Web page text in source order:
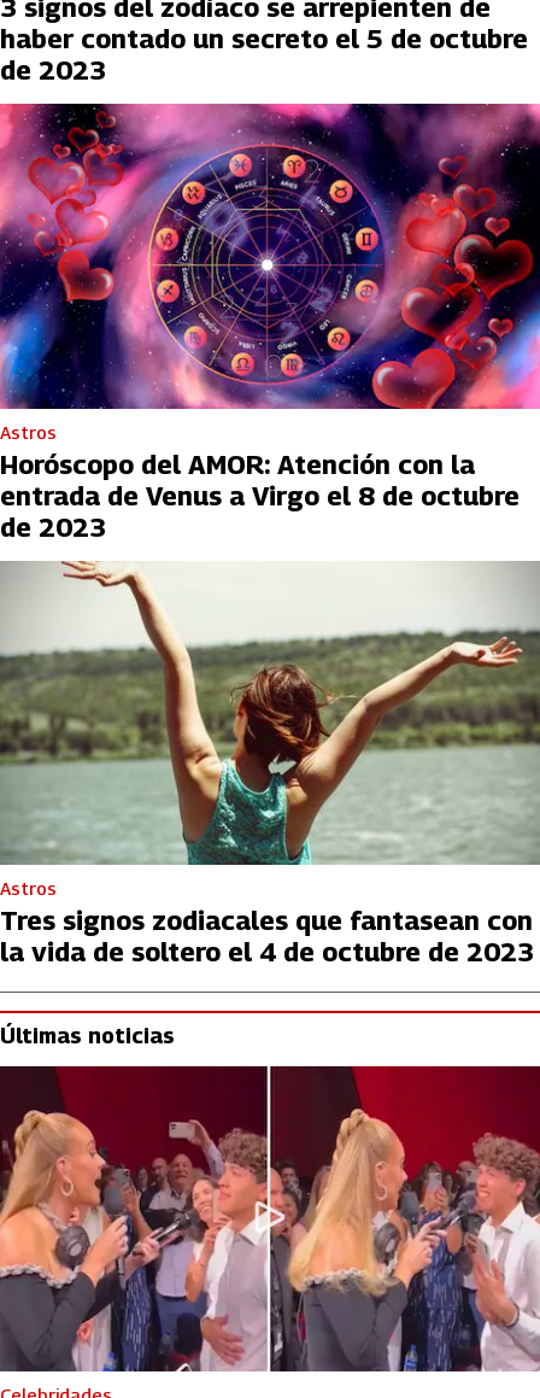
3 signos del zodíaco se arrepienten de
haber contado un secreto el 5 de octubre
de 2023
Astros
Horóscopo del AMOR: Atención con la
entrada de Venus a Virgo el 8 de octubre
de 2023
Astros
Tres signos zodiacales que fantasean con
la vida de soltero el 4 de octubre de 2023
Últimas noticias